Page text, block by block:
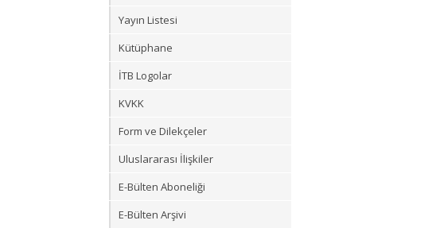
Yayın Listesi
Kütüphane
İTB Logolar
KVKK
Form ve Dilekçeler
Uluslararası İlişkiler
E-Bülten Aboneliği
E-Bülten Arşivi